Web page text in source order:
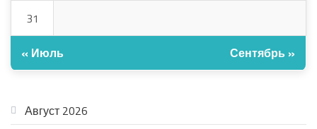
31
« Июль Сентябрь »
Август 2026